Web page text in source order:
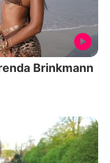
Brinkmann